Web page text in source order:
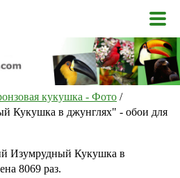
кукушка - Фото /
Кукушка в джунглях" - обои для
Изумрудный Кукушка в
8069 раз.